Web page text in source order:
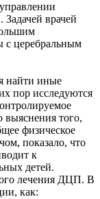
врачей
с церебральным
найти иные
пор исследуются
выяснения того,
физическое
показало, что
к
детей.
лечения ДЦП. В
как: